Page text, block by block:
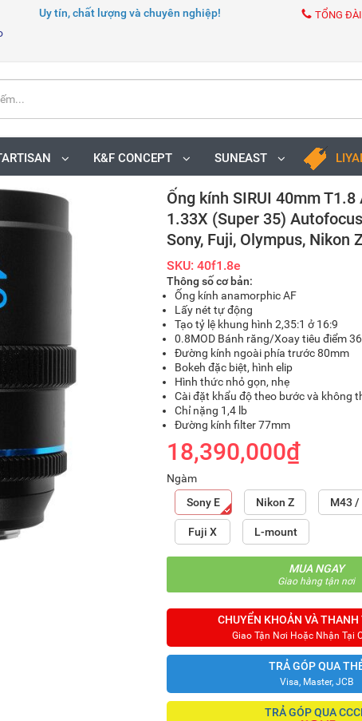
Uy tín, chất lượng và chuyên nghiệp! TỔNG
K&F CONCEPT SUNEAST
Ống kính SIRUI 40mm
1.33X (Super 35)
Sony, Fuji, Olympus, Nikon
SKU: 40f1.8e
Thông số cơ bản:
Ống kính anamorphic AF
Lấy nét tự động
Tạo tỷ lệ khung hình 2,35:1 ở 16:9
0.8MOD Bánh răng/Xoay tiêu điểm
Đường kính ngoài phía trước 80mm
Bokeh đặc biệt, hình elip
Hình thức nhỏ gọn, nhẹ
Cài đặt khẩu độ theo bước và không
Chỉ nặng 1,4 lb
Đường kính filter 77mm
18,390,000₫
Ngàm
Sony E
Nikon Z M43 /
Fuji X L-mount
MUA NGAY
Giao hàng tận nơi
CHUYỂN KHOẢN VÀ
Giao Tận Nơi Hoặc Nhận Tại
TRẢ GÓP QUA
Visa, Master, JCB
TRẢ GÓP QUA